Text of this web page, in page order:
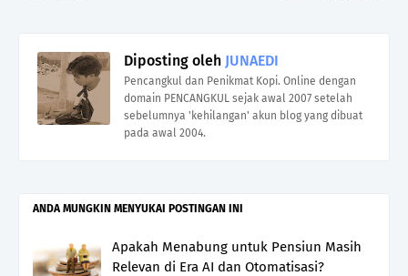
Diposting oleh JUNAEDI
Pencangkul dan Penikmat Kopi. Online dengan
domain PENCANGKUL sejak awal 2007 setelah
sebelumnya 'kehilangan' akun blog yang dibuat
pada awal 2004.
ANDA MUNGKIN MENYUKAI POSTINGAN INI
Apakah Menabung untuk Pensiun Masih
Relevan di Era AI dan Otomatisasi?